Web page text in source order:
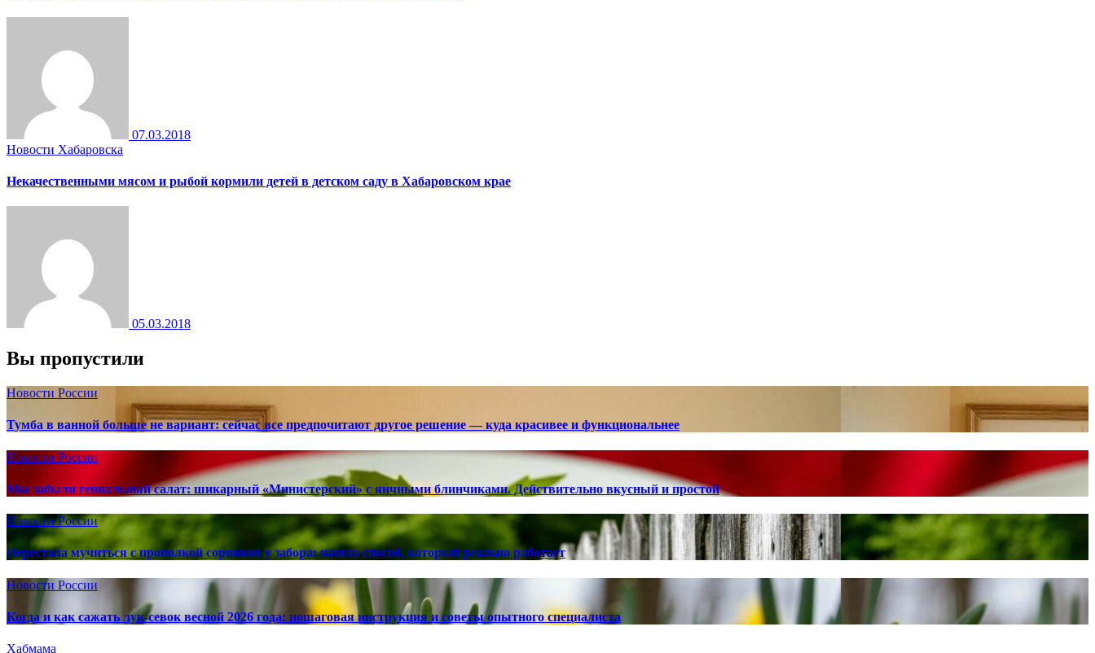
07.03.2018
Новости Хабаровска
Некачественными мясом и рыбой кормили детей в детском саду в Хабаровском крае
05.03.2018
Вы пропустили
Новости России
Тумба в ванной больше не вариант: сейчас все предпочитают другое решение — куда красивее и функциональнее
Новости России
Мы забыли гениальный салат: шикарный «Министерский» с яичными блинчиками. Действительно вкусный и простой
Новости России
Перестала мучиться с прополкой сорняков у забора: нашла способ, который реально работает
Новости России
Когда и как сажать лук-севок весной 2026 года: пошаговая инструкция и советы опытного специалиста
Хабмама